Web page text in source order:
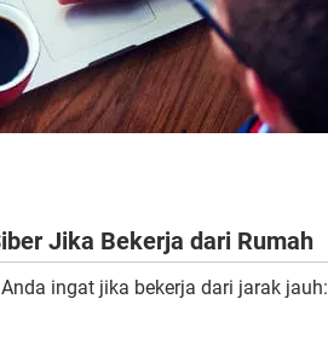
Jika Bekerja dari Rumah
ingat jika bekerja dari jarak jauh: